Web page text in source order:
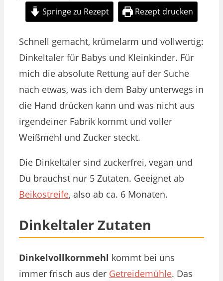
Springe zu Rezept Rezept drucken
Schnell gemacht, krümelarm und vollwertig:
Dinkeltaler für Babys und Kleinkinder. Für
mich die absolute Rettung auf der Suche
nach etwas, was ich dem Baby unterwegs in
die Hand drücken kann und was nicht aus
irgendeiner Fabrik kommt und voller
Weißmehl und Zucker steckt.
Die Dinkeltaler sind zuckerfrei, vegan und
Du brauchst nur 5 Zutaten. Geeignet ab
Beikostreife, also ab ca. 6 Monaten.
Dinkeltaler Zutaten
Dinkelvollkornmehl kommt bei uns
immer frisch aus der Getreidemühle. Das